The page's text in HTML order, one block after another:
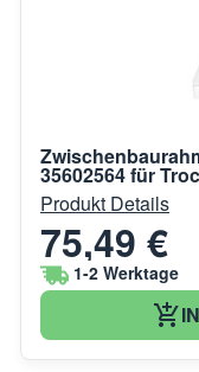
35602564 für
Produkt Details
75,49 €
1-2 Werktage